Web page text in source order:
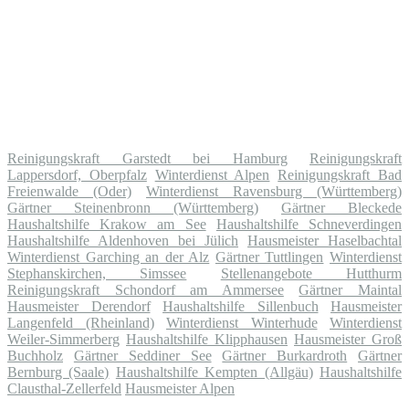
Reinigungskraft Garstedt bei Hamburg
Reinigungskraft
Lappersdorf, Oberpfalz Winterdienst Alpen
Reinigungskraft Bad
Freienwalde (Oder)
Winterdienst Ravensburg (Württemberg)
Gärtner Steinenbronn (Württemberg)
Gärtner Bleckede
Haushaltshilfe Krakow am See
Haushaltshilfe Schneverdingen
Haushaltshilfe Aldenhoven bei Jülich
Hausmeister Haselbachtal
Winterdienst Garching an der Alz Gärtner Tuttlingen Winterdienst
Stephanskirchen, Simssee
Stellenangebote Hutthurm
Reinigungskraft Schondorf am Ammersee
Gärtner Maintal
Hausmeister Derendorf
Haushaltshilfe Sillenbuch
Hausmeister
Langenfeld (Rheinland)
Winterdienst Winterhude
Winterdienst
Weiler-Simmerberg Haushaltshilfe Klipphausen Hausmeister Groß
Buchholz
Gärtner Seddiner See Gärtner Burkardroth
Gärtner
Bernburg (Saale) Haushaltshilfe Kempten (Allgäu) Haushaltshilfe
Clausthal-Zellerfeld Hausmeister Alpen